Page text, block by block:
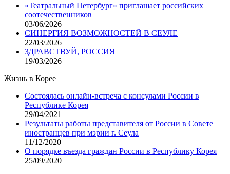
«Театральный Петербург» приглашает российских
соотечественников
03/06/2026
СИНЕРГИЯ ВОЗМОЖНОСТЕЙ В СЕУЛЕ
22/03/2026
ЗДРАВСТВУЙ, РОССИЯ
19/03/2026
Жизнь в Корее
Состоялась онлайн-встреча с консулами России в
Республике Корея
29/04/2021
Результаты работы представителя от России в Совете
иностранцев при мэрии г. Сеула
11/12/2020
О порядке въезда граждан России в Республику Корея
25/09/2020